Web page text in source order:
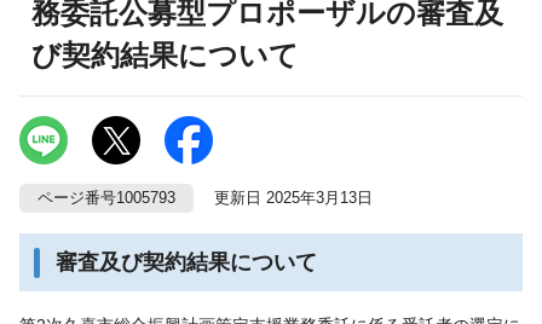
務委託公募型プロポーザルの審査及
び契約結果について
ページ番号1005793 更新日 2025年3月13日
審査及び契約結果について